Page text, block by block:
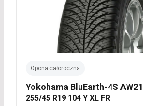
Opona całoroczna
Yokohama BluEarth-4S AW21
255/45 R19 104 Y XL FR